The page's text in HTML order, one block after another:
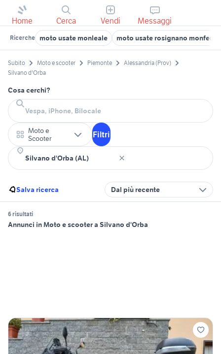
Home Cerca Vendi Messaggi
Ricerche moto usate monleale moto usate rosignano
Subito Moto e scooter Piemonte
Alessandria (Prov)
Silvano d'Orba
Cosa cerchi?
Moto e
Scooter
Filtri
Salva ricerca Dal più recente
6 risultati
Annunci in Moto e scooter a Silvano d'Orba